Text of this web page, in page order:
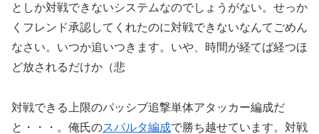
としか対戦できないシステムなのでしょうがない。せっか
くフレンド承認してくれたのに対戦できないなんてごめん
なさい。いつか追いつきます。いや、時間が経てば経つほ
ど放されるだけか（悲
対戦できる上限のパッシブ追撃単体アタッカー編成だ
と・・・。俺氏のスパルタ編成で勝ち越せています。対戦